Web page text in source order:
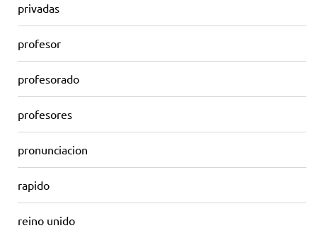
privadas
profesor
profesorado
profesores
pronunciacion
rapido
reino unido